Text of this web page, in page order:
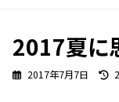
2017夏に
2017年7月7日